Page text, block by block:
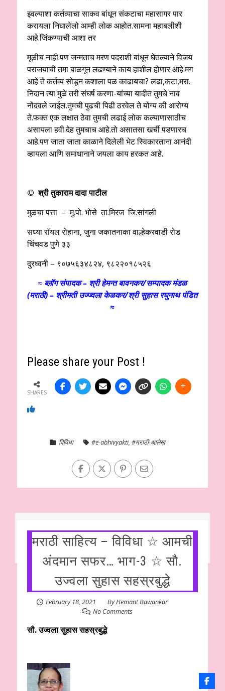
इवल्याशा कर्तव्याचा साकव बांधून संकटाचा महासागर पार
करायला निघालेलो आम्ही लोक आहोत.सामना महाबलीशी
आहे.जिंकण्याची आशा तर
मूळीच नाही.पण जन्मताच मरण पदराशी बांधून घेतल्याने विजय
पराजयाची तमा बाळगून लढण्याने काय हाशील होणार आहे.मग
आहे ते कर्तव्य सोडून कशाला पळ काढायचा? लढा,कटा,मरा.
निदान त्या मुळे तरी संघर्ष करणा-यांच्या यादीत तुमचे नाव
नोंदवले जाईल.तुमची पुढची पिढी ठरवेल ते योग्य की आरोग्य
ते.फक्त एक लक्षात ठेवा तुमची लढाई लोक कल्याणासाठीच
असायला हवी.देह तुमचाच आहे.तो असातसा खर्ची पडणारच
आहे.पण जाता जाता काळाने दिलेली भेट स्विकारताना आनंदी
व्हायला आणि समाधानाने जयला काय हरकत आहे.
© श्री तुकाराम दादा पाटील
मुळचा पत्ता – मु.पो. भोसे ता.मिरज जि.सांगली
सध्या राॅयल रोहाना, जुना जकातनाका वाल्हेकरवाडी रोड
चिंचवड पुणे ३३
दुरध्वनी – ९०७५६३४८२४, ९८२२०१८५२६
≈ ब्लॉग संपादक – श्री हेमन्त बावनकर/सम्पादक मंडळ
(मराठी) – श्रीमती उज्ज्वला केळकर/श्री सुहास रघुनाथ पंडित
≈
Please share your Post !
SHARES
विविधा #e-abhivyakti, #मराठी-आलेख
मराठी साहित्य – विविधा ☆ आमची‌
अंदमान सफर… भाग-3 ☆ सौ.
उज्वला सुहास सहस्रबुद्धे
February 18, 2021 ByHemant Bawankar
No Comments
सौ. उज्वला सुहास सहस्रबुद्धे